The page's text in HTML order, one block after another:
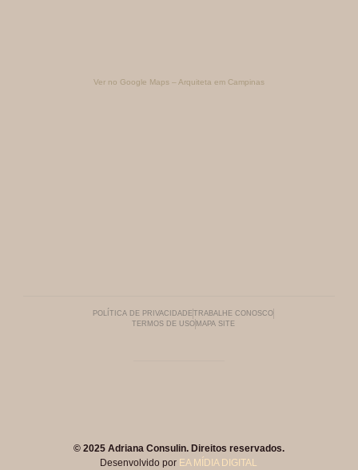
Ver no Google Maps – Arquiteta em Campinas
POLÍTICA DE PRIVACIDADETRABALHE CONOSCO
TERMOS DE USO MAPA SITE
© 2025 Adriana Consulin. Direitos reservados.
Desenvolvido por EA MÍDIA DIGITAL